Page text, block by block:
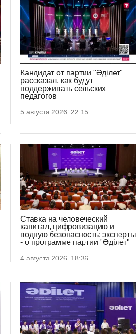
Кандидат от партии "Әділет"
рассказал, как будут
поддерживать сельских
педагогов
5 августа 2026, 22:15
Ставка на человеческий
капитал, цифровизацию и
водную безопасность: эксперты
- о программе партии "Әділет"
4 августа 2026, 18:36